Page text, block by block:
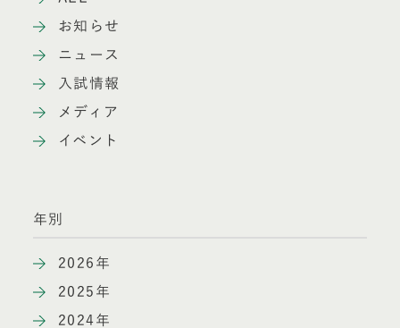
お知らせ
ニュース
入試情報
メディア
イベント
年別
2026年
2025年
2024年